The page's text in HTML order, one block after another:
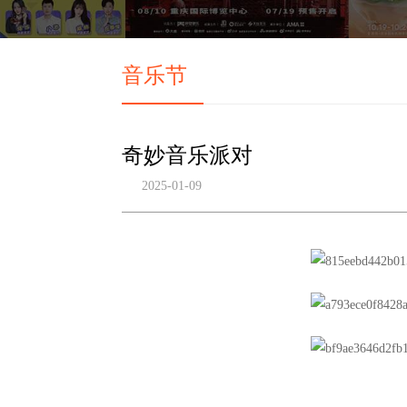
音乐节
奇妙音乐派对
2025-01-09